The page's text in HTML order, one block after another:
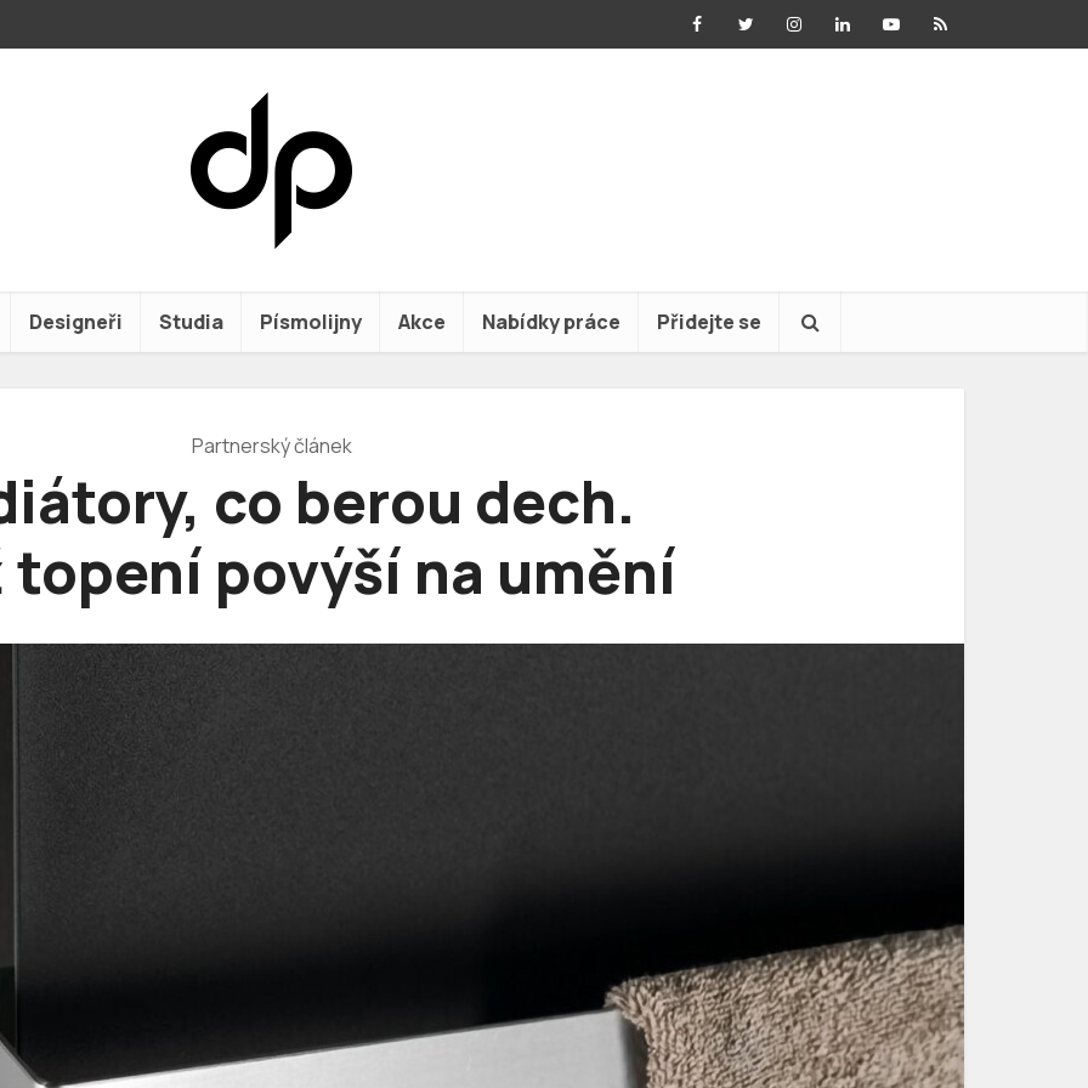
Designeři Studia Písmolijny Akce Nabídky práce Přidejte se
Partnerský článek
co berou dech.
topení povýší na umění